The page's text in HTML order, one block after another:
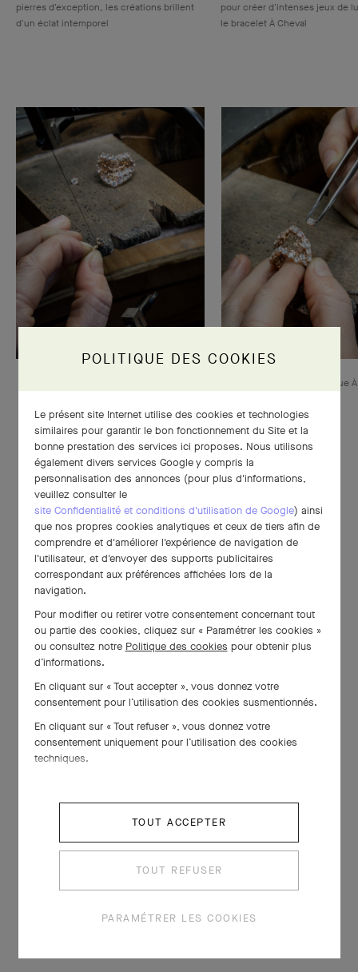
pierres d'exception, les créations brillent
d'un éclat intemporel
pour créer d'intenses jeux de
le bracelet À Cheval
Assemblage de la bague
POLITIQUE DES COOKIES
Le présent site Internet utilise des cookies et technologies
similaires pour garantir le bon fonctionnement du Site et la
bonne prestation des services ici proposes. Nous utilisons
également divers services Google y compris la
personnalisation des annonces (pour plus d'informations,
veuillez consulter le
site Confidentialité et conditions d'utilisation de Google) ainsi
que nos propres cookies analytiques et ceux de tiers afin de
comprendre et d'améliorer l'expérience de navigation de
l'utilisateur, et d'envoyer des supports publicitaires
correspondant aux préférences affichées lors de la
navigation.
Pour modifier ou retirer votre consentement concernant tout
ou partie des cookies, cliquez sur « Paramétrer les cookies »
ou consultez notre Politique des cookies pour obtenir plus
d’informations.
En cliquant sur « Tout accepter », vous donnez votre
consentement pour l’utilisation des cookies susmentionnés.
En cliquant sur « Tout refuser », vous donnez votre
consentement uniquement pour l’utilisation des cookies
techniques.
TOUT ACCEPTER
TOUT REFUSER
PARAMÉTRER LES COOKIES